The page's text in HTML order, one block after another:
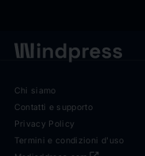
Chi siamo
Contatti e supporto
Privacy Policy
Termini e condizioni d'uso